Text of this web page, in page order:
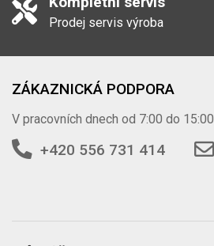
Prodej servis výroba
ZÁKAZNICKÁ PODPORA
V pracovních dnech od 7:00 do 15:00
+420 556 731 414